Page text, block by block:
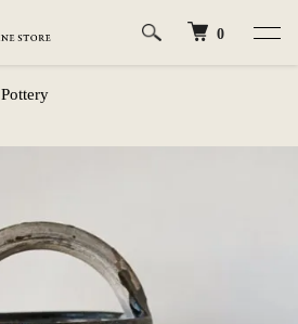
0
Pottery